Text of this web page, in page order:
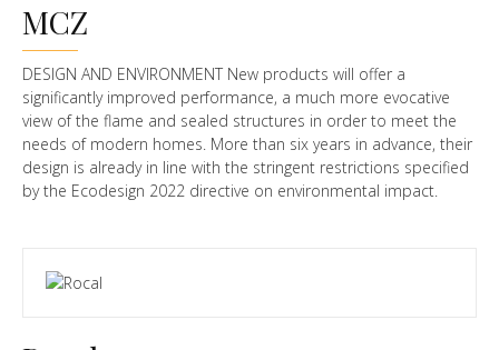
and every product is complying to the strictest European
standards.
MCZ
DESIGN AND ENVIRONMENT New products will offer a
significantly improved performance, a much more evocative
view of the flame and sealed structures in order to meet the
needs of modern homes. More than six years in advance, their
design is already in line with the stringent restrictions specified
by the Ecodesign 2022 directive on environmental impact.